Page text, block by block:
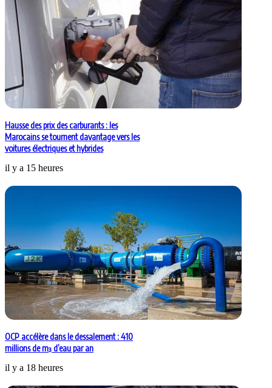
Hausse des prix des carburants : les
Marocains se tournent davantage vers les
voitures électriques et hybrides
il y a 15 heures
OCP accélère dans le dessalement : 410
millions de m³ d’eau par an
il y a 18 heures